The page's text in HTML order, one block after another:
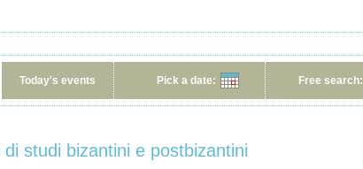
Today's events Pick a date: Free search:
studi bizantini e postbizantini